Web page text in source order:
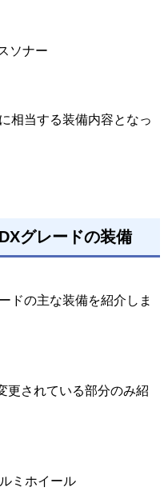
ソナー
相当する装備内容となっ
グレードの装備
ドの主な装備を紹介しま
更されている部分のみ紹
ミホイール